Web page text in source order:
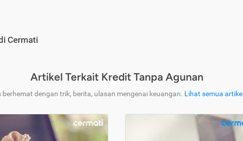
Cermati
Artikel Terkait Kredit Tanpa Agunan
berhemat dengan trik, berita, ulasan mengenai keuangan. Lihat semua artikel